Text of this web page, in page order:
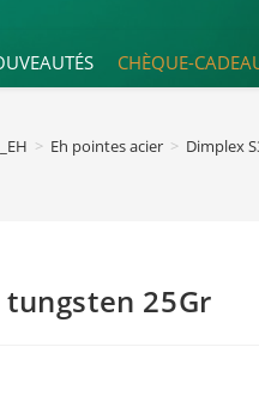
CHÈQUE-
_EH > Eh pointes acier > Dimplex
25Gr